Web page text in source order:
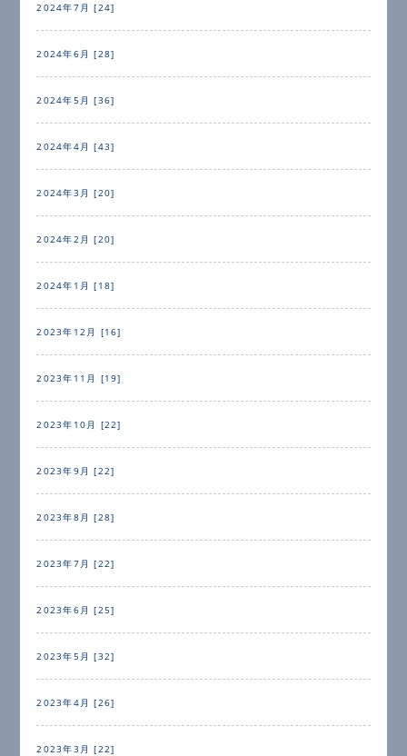
2024年7月 [24]
2024年6月 [28]
2024年5月 [36]
2024年4月 [43]
2024年3月 [20]
2024年2月 [20]
2024年1月 [18]
2023年12月 [16]
2023年11月 [19]
2023年10月 [22]
2023年9月 [22]
2023年8月 [28]
2023年7月 [22]
2023年6月 [25]
2023年5月 [32]
2023年4月 [26]
2023年3月 [22]